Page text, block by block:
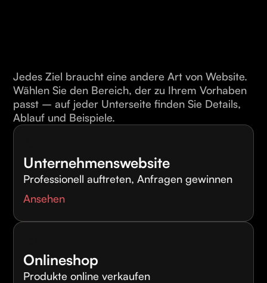
Jedes Ziel braucht eine andere Art von Website.
Wählen Sie den Bereich, der zu Ihrem Vorhaben
passt – auf jeder Unterseite finden Sie Details,
Ablauf und Beispiele.
Unternehmenswebsite
Professionell auftreten, Anfragen gewinnen
Ansehen
Onlineshop
Produkte online verkaufen